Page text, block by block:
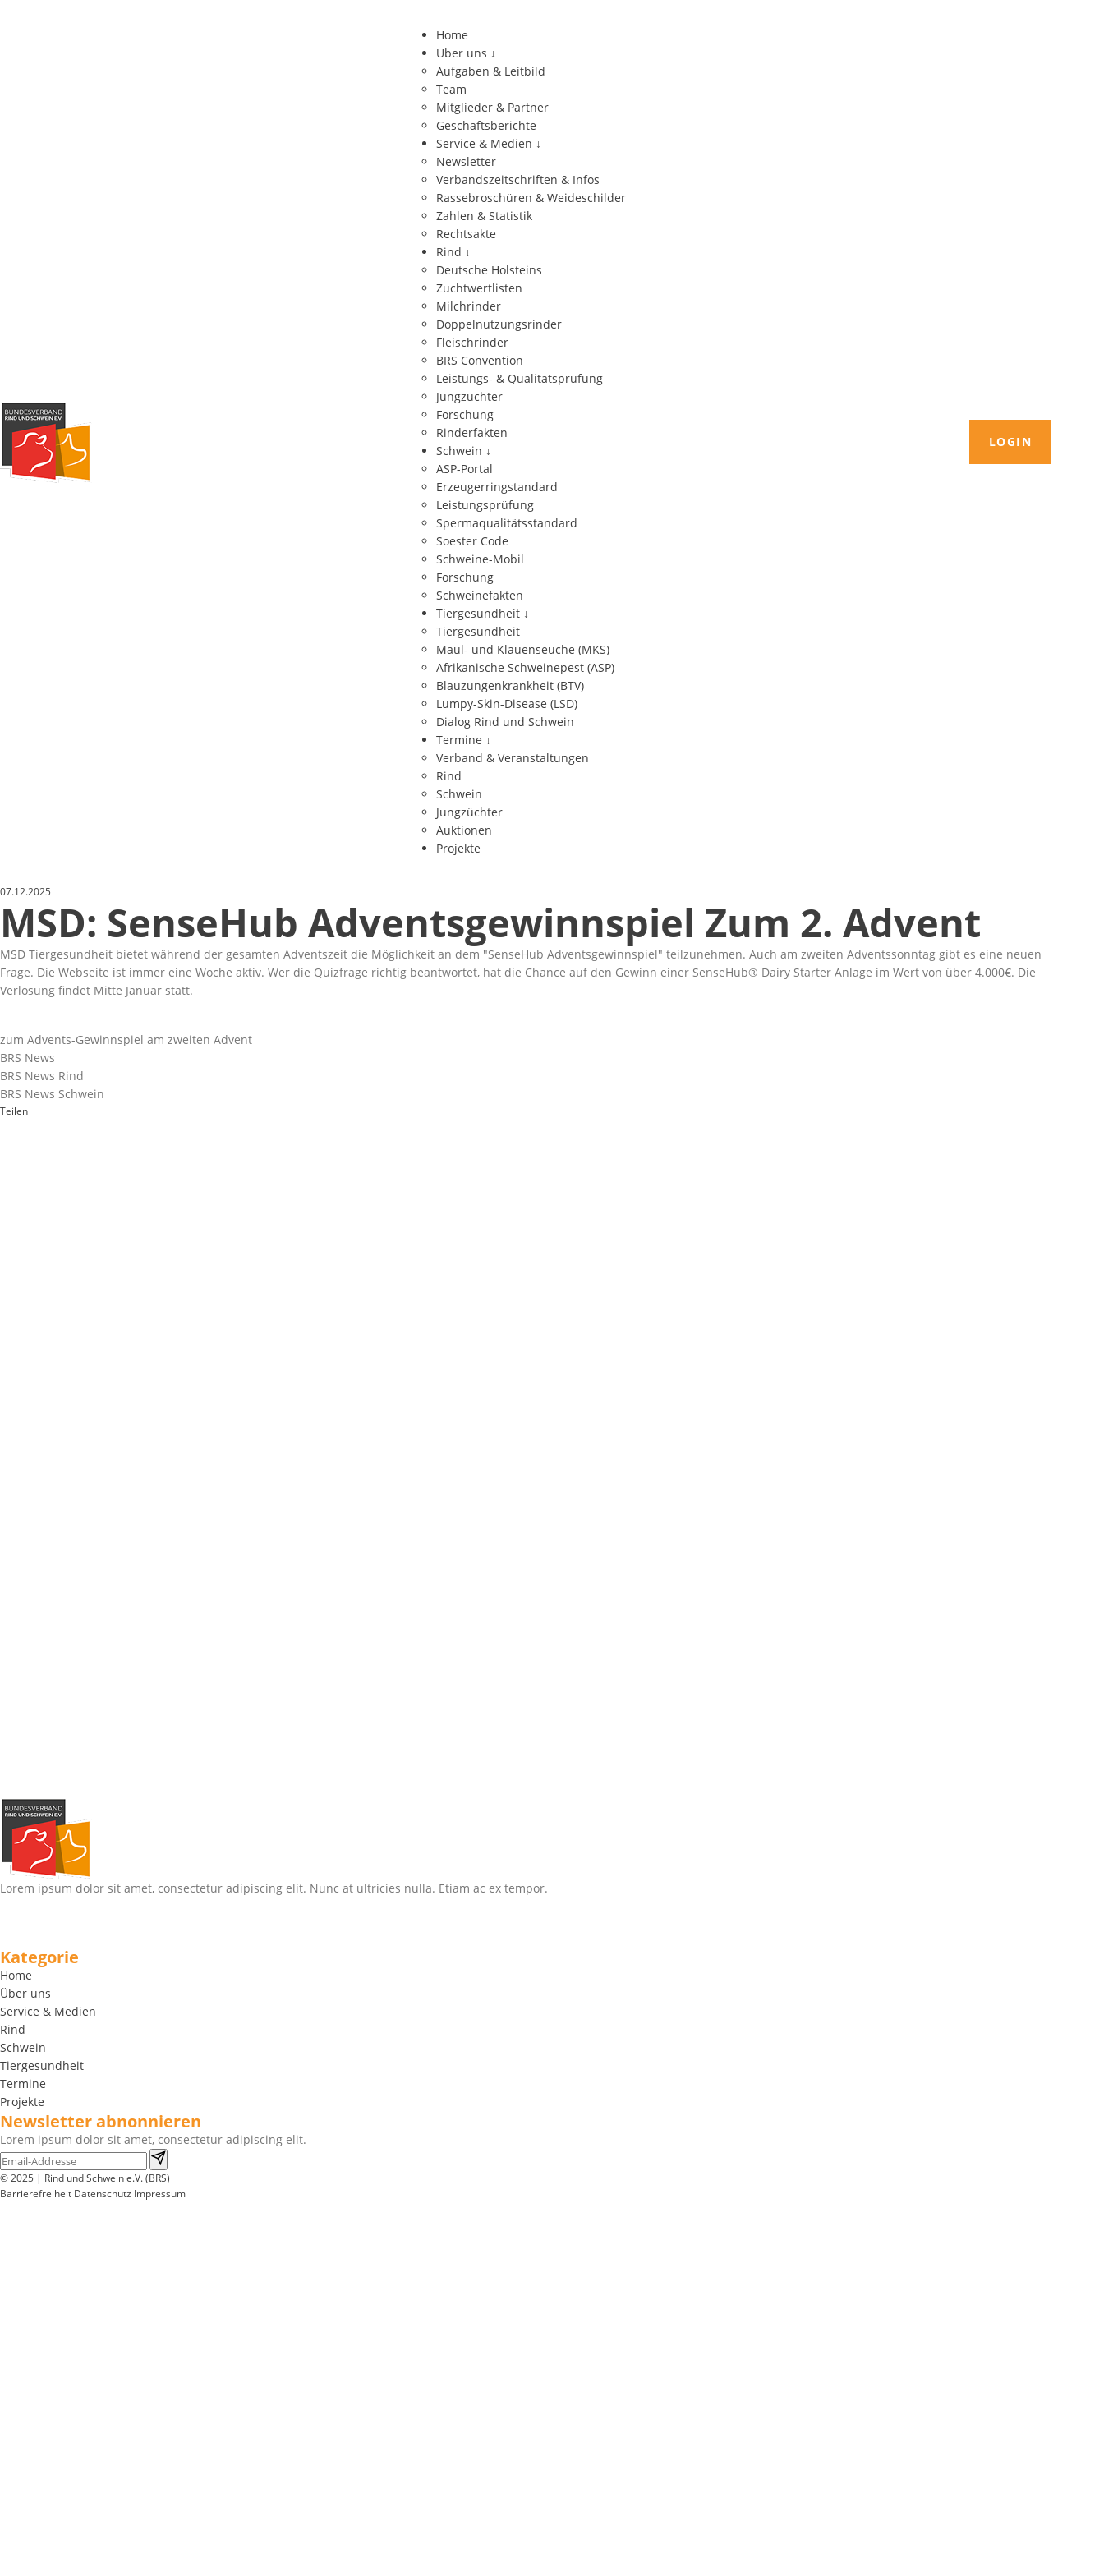
Home
Über uns ↓
Aufgaben & Leitbild
Team
Mitglieder & Partner
Geschäftsberichte
Service & Medien ↓
Newsletter
Verbandszeitschriften & Infos
Rassebroschüren & Weideschilder
Zahlen & Statistik
Rechtsakte
Rind ↓
Deutsche Holsteins
Zuchtwertlisten
Milchrinder
Doppelnutzungsrinder
Fleischrinder
BRS Convention
Leistungs- & Qualitätsprüfung
Jungzüchter
Forschung
Rinderfakten
Schwein ↓
ASP-Portal
Erzeugerringstandard
Leistungsprüfung
Spermaqualitätsstandard
Soester Code
Schweine-Mobil
Forschung
Schweinefakten
Tiergesundheit ↓
Tiergesundheit
Maul- und Klauenseuche (MKS)
Afrikanische Schweinepest (ASP)
Blauzungenkrankheit (BTV)
Lumpy-Skin-Disease (LSD)
Dialog Rind und Schwein
Termine ↓
Verband & Veranstaltungen
Rind
Schwein
Jungzüchter
Auktionen
Projekte
LOGIN
07.12.2025
MSD: SenseHub Adventsgewinnspiel Zum 2. Advent
MSD Tiergesundheit bietet während der gesamten Adventszeit die Möglichkeit an dem SenseHub Adventsgewinnspiel teilzunehmen. Auch am zweiten Adventssonntag gibt es eine neuen
Frage. Die Webseite ist immer eine Woche aktiv. Wer die Quizfrage richtig beantwortet, hat die Chance auf den Gewinn einer SenseHub® Dairy Starter Anlage im Wert von über 4.000€. Die
Verlosung findet Mitte Januar statt.
zum Advents-Gewinnspiel am zweiten Advent
BRS News
BRS News Rind
BRS News Schwein
Teilen
Lorem ipsum dolor sit amet, consectetur adipiscing elit. Nunc at ultricies nulla. Etiam ac ex tempor.
Kategorie
Home
Über uns
Service & Medien
Rind
Schwein
Tiergesundheit
Termine
Projekte
Newsletter abnonnieren
Lorem ipsum dolor sit amet, consectetur adipiscing elit.
© 2025 | Rind und Schwein e.V. (BRS)
Barrierefreiheit Datenschutz Impressum